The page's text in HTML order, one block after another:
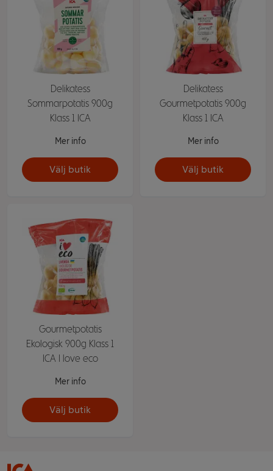
Delikatess
Sommarpotatis 900g
Klass 1 ICA
Mer info
Välj butik
Delikatess
Gourmetpotatis 900g
Klass 1 ICA
Mer info
Välj butik
Gourmetpotatis
Ekologisk 900g Klass 1
ICA I love eco
Mer info
Välj butik